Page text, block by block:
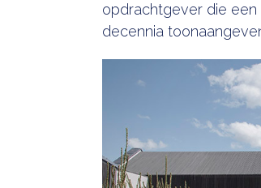
opdrachtgever die
decennia